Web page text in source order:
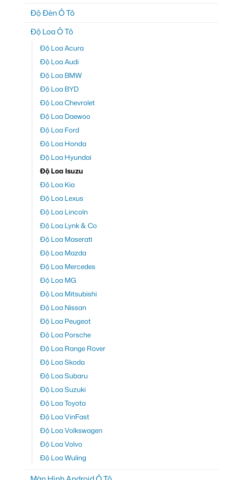
Độ Đèn Ô Tô
Độ Loa Ô Tô
Độ Loa Acura
Độ Loa Audi
Độ Loa BMW
Độ Loa BYD
Độ Loa Chevrolet
Độ Loa Daewoo
Độ Loa Ford
Độ Loa Honda
Độ Loa Hyundai
Độ Loa Isuzu
Độ Loa Kia
Độ Loa Lexus
Độ Loa Lincoln
Độ Loa Lynk & Co
Độ Loa Maserati
Độ Loa Mazda
Độ Loa Mercedes
Độ Loa MG
Độ Loa Mitsubishi
Độ Loa Nissan
Độ Loa Peugeot
Độ Loa Porsche
Độ Loa Range Rover
Độ Loa Skoda
Độ Loa Subaru
Độ Loa Suzuki
Độ Loa Toyota
Độ Loa VinFast
Độ Loa Volkswagen
Độ Loa Volvo
Độ Loa Wuling